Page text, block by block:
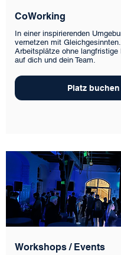
CoWorking
In einer inspirierenden
vernetzen mit
Arbeitsplätze ohne langfristige
auf dich und dein Team.
Platz buchen
Workshops / Events